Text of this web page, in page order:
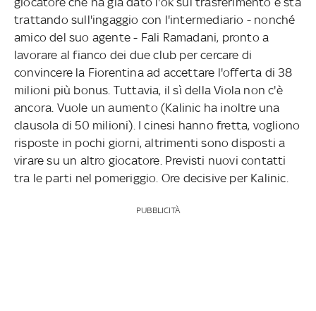
trattando sull'ingaggio con l'intermediario - nonché
amico del suo agente - Fali Ramadani, pronto a
lavorare al fianco dei due club per cercare di
convincere la Fiorentina ad accettare l'offerta di 38
milioni più bonus. Tuttavia, il sì della Viola non c'è
ancora. Vuole un aumento (Kalinic ha inoltre una
clausola di 50 milioni). I cinesi hanno fretta, vogliono
risposte in pochi giorni, altrimenti sono disposti a
virare su un altro giocatore. Previsti nuovi contatti
tra le parti nel pomeriggio. Ore decisive per Kalinic.
PUBBLICITÀ